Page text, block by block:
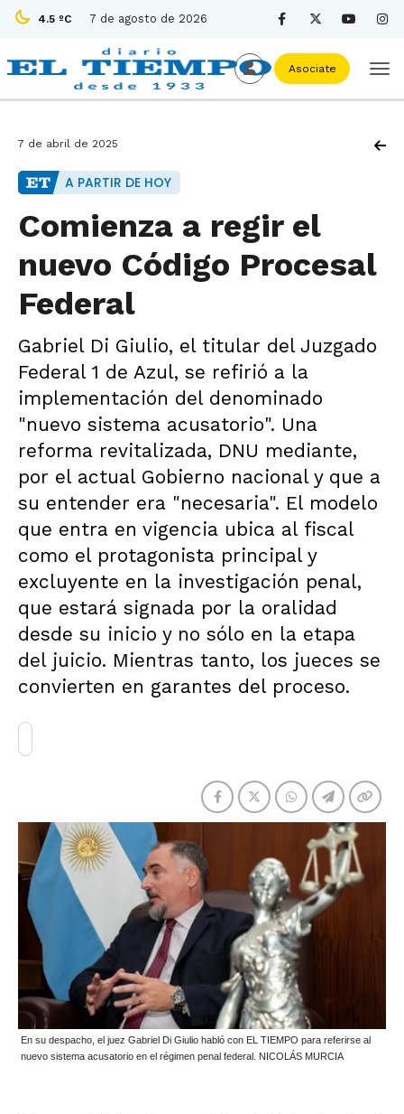
4.5 ºC 7 de agosto de 2026
Asociate
7 de abril de 2025
A PARTIR DE HOY
Comienza a regir el
nuevo Código Procesal
Federal
Gabriel Di Giulio, el titular del Juzgado
Federal 1 de Azul, se refirió a la
implementación del denominado
"nuevo sistema acusatorio". Una
reforma revitalizada, DNU mediante,
por el actual Gobierno nacional y que a
su entender era "necesaria". El modelo
que entra en vigencia ubica al fiscal
como el protagonista principal y
excluyente en la investigación penal,
que estará signada por la oralidad
desde su inicio y no sólo en la etapa
del juicio. Mientras tanto, los jueces se
convierten en garantes del proceso.
En su despacho, el juez Gabriel Di Giulio habló con EL TIEMPO para referirse al
nuevo sistema acusatorio en el régimen penal federal. NICOLÁS MURCIA